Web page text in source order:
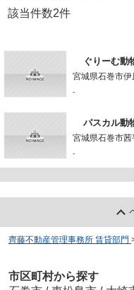
該当件数2件
ぐりーむ動
宮城県石巻市伊
-
パスカル動
宮城県石巻市茜
-
齊藤不動産管理事務所 賃貸部門
市区町村から探す